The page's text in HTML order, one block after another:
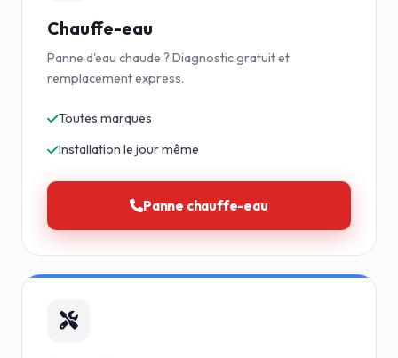
Chauffe-eau
Panne d'eau chaude ? Diagnostic gratuit et
remplacement express.
Toutes marques
Installation le jour même
Panne chauffe-eau